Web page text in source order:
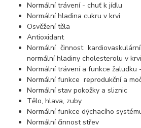
Normální trávení - chuť k jídlu
Normální hladina cukru v krvi
Osvěžení těla
Antioxidant
Normální činnost
normální hladiny cholesterolu v krvi
Normální trávení a funkce žaludku
Normální funkce reprodukční a
Normální stav pokožky a sliznic
Tělo, hlava, zuby
Normální funkce dýchacího
Normální činnost střev